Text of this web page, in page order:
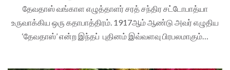
தேவதாஸ் வங்காள எழுத்தாளர் சரத் சந்திர சட்டோபாத்யா
உருவாக்கிய ஒரு கதாபாத்திரம். 1917ஆம் ஆண்டு அவர் எழுதிய
‘தேவதாஸ்’ என்ற இந்தப் புதினம் இவ்வளவு பிரபலமாகும்…